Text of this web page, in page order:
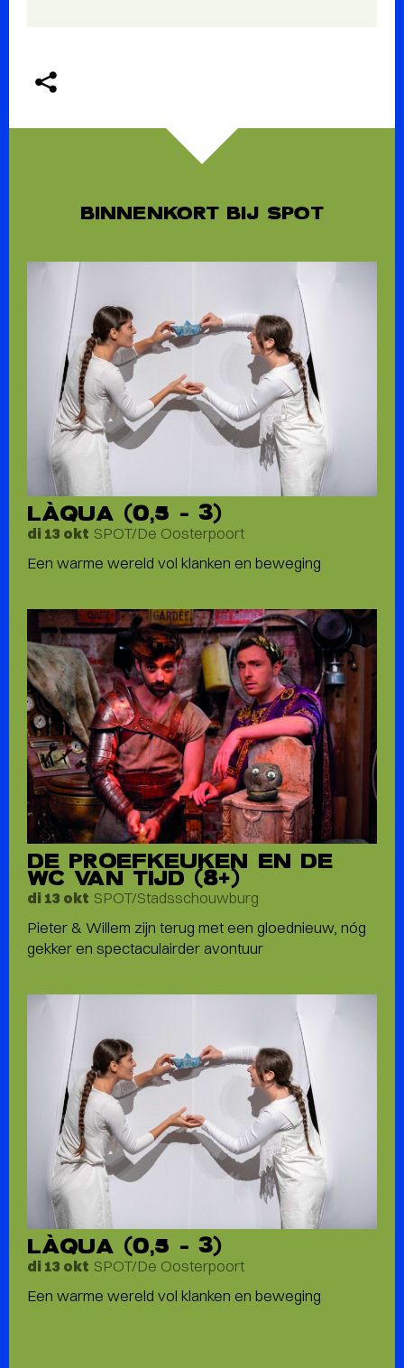
BINNENKORT BIJ SPOT
LÀQUA (0,5 – 3)
di 13 okt SPOT/De Oosterpoort
Een warme wereld vol klanken en beweging
DE PROEFKEUKEN EN DE
WC VAN TIJD (8+)
di 13 okt SPOT/Stadsschouwburg
Pieter & Willem zijn terug met een gloednieuw, nóg
gekker en spectaculairder avontuur
LÀQUA (0,5 – 3)
di 13 okt SPOT/De Oosterpoort
Een warme wereld vol klanken en beweging